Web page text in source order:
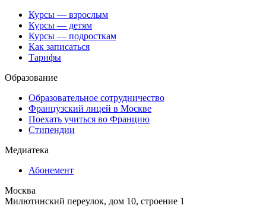
Курсы — взрослым
Курсы — детям
Курсы — подросткам
Как записаться
Тарифы
Образование
Образовательное сотрудничество
Французский лицей в Москве
Поехать учиться во Францию
Стипендии
Медиатека
Абонемент
Москва
Милютинский переулок, дом 10, строение 1